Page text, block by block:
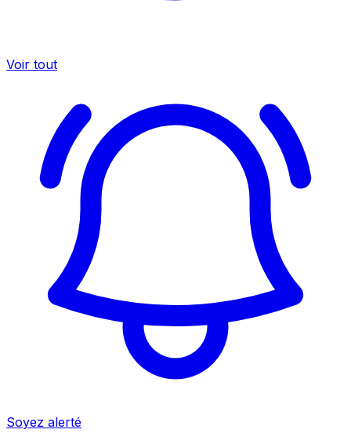
Voir tout
Soyez alerté